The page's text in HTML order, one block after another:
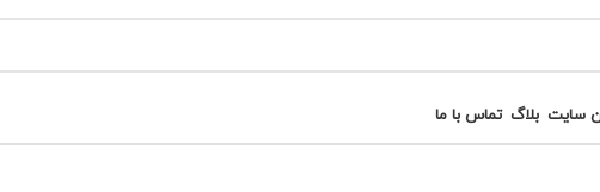
سایت بلاگ تماس با ما